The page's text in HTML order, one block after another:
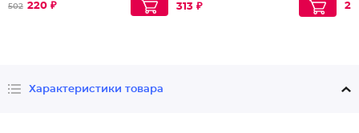
502 220 ₽ 313 ₽
Характеристики товара